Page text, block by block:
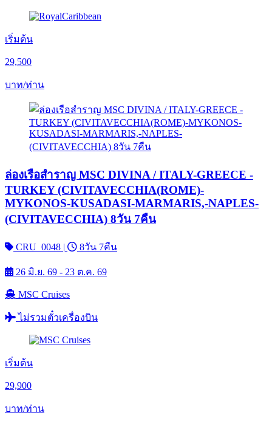
เริ่มต้น
29,500
บาท/ท่าน
ล่องเรือสำราญ MSC DIVINA / ITALY-GREECE -
TURKEY (CIVITAVECCHIA(ROME)-
MYKONOS-KUSADASI-MARMARIS,-NAPLES-
(CIVITAVECCHIA) 8วัน 7คืน
CRU_0048 | 8วัน 7คืน
26 มิ.ย. 69 - 23 ต.ค. 69
MSC Cruises
ไม่รวมตั๋วเครื่องบิน
เริ่มต้น
29,900
บาท/ท่าน